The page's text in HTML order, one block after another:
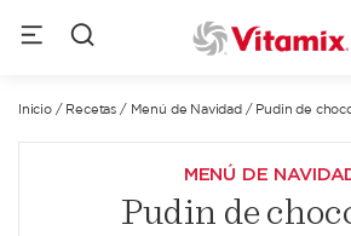
Inicio/ Recetas / Menú de Navidad / Pudin de
MENÚ DE
Pudin de